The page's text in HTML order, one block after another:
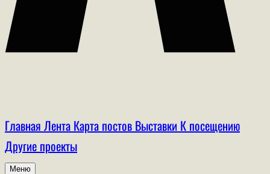
Главная Лента Карта постов Выставки К посещению
Другие проекты
Меню